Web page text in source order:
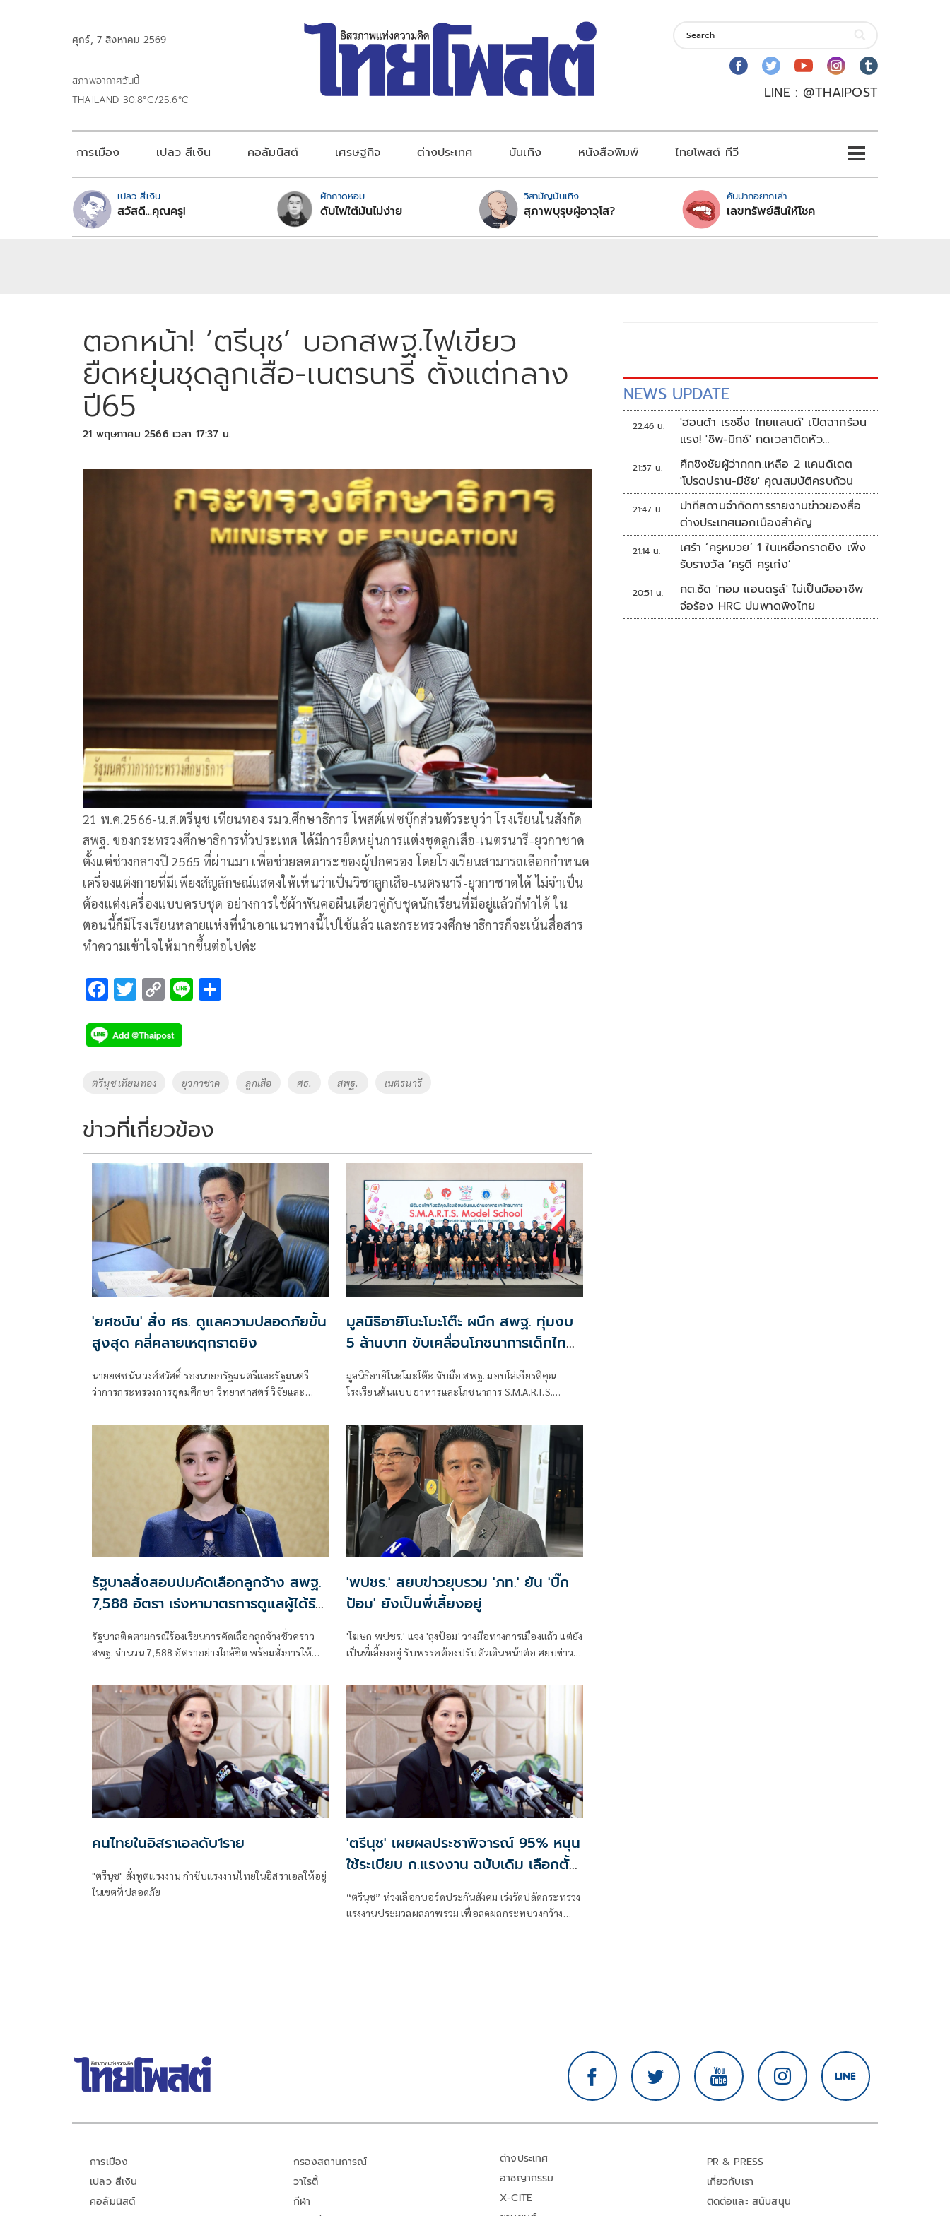
ศุกร์, 7 สิงหาคม 2569
สภาพอากาศวันนี้
THAILAND 30.8°C/25.6°C
LINE : @THAIPOST
การเมือง เปลว สีเงิน คอลัมนิสต์ เศรษฐกิจ ต่างประเทศ บันเทิง หนังสือพิมพ์ ไทยโพสต์ ทีวี
เปลว สีเงิน
สวัสดี...คุณครู!
ผักกาดหอม
ดับไฟใต้มันไม่ง่าย
วิสามัญบันเทิง
สุภาพบุรุษผู้อาวุโส?
คันปากอยากเล่า
เลขทรัพย์สินให้โชค
ตอกหน้า! ‘ตรีนุช’ บอกสพฐ.ไฟเขียว
ยืดหยุ่นชุดลูกเสือ-เนตรนารี ตั้งแต่กลาง
ปี65
21 พฤษภาคม 2566 เวลา 17:37 น.
21 พ.ค.2566-น.ส.ตรีนุช เทียนทอง รมว.ศึกษาธิการ โพสต์เฟซบุ๊กส่วนตัวระบุว่า โรงเรียนในสังกัด
สพฐ. ของกระทรวงศึกษาธิการทั่วประเทศ ได้มีการยืดหยุ่นการแต่งชุดลูกเสือ-เนตรนารี-ยุวกาชาด
ตั้งแต่ช่วงกลางปี 2565 ที่ผ่านมา เพื่อช่วยลดภาระของผู้ปกครอง โดยโรงเรียนสามารถเลือกกำหนด
เครื่องแต่งกายที่มีเพียงสัญลักษณ์แสดงให้เห็นว่าเป็นวิชาลูกเสือ-เนตรนารี-ยุวกาชาดได้ ไม่จำเป็น
ต้องแต่งเครื่องแบบครบชุด อย่างการใช้ผ้าพันคอผืนเดียวคู่กับชุดนักเรียนที่มีอยู่แล้วก็ทำได้ ใน
ตอนนี้ก็มีโรงเรียนหลายแห่งที่นำเอาแนวทางนี้ไปใช้แล้ว และกระทรวงศึกษาธิการก็จะเน้นสื่อสาร
ทำความเข้าใจให้มากขึ้นต่อไปค่ะ
F
e
b
o
k
T
tt
er
C
p
y
Li
k
Li
Tags
ตรีนุช เทียนทอง ยุวกาชาด ลูกเสือ ศธ. สพฐ. เนตรนารี
ข่าวที่เกี่ยวข้อง
'ยศชนัน' สั่ง ศธ. ดูแลความปลอดภัยขั้น
สูงสุด คลี่คลายเหตุกราดยิง
นายยศชนัน วงศ์สวัสดิ์ รองนายกรัฐมนตรีและรัฐมนตรี
ว่าการกระทรวงการอุดมศึกษา วิทยาศาสตร์ วิจัยและ
เสียใจอย่างสุดซึ้งต่อครอบครัวผู้สูญเสีย
มูลนิธิอายิโนะโมะโต๊ะ ผนึก สพฐ. ทุ่มงบ
5 ล้านบาท ขับเคลื่อนโภชนาการเด็กไทย
มูลนิธิอายิโนะโมะโต๊ะ จับมือ สพฐ. มอบโล่เกียรติคุณ
โรงเรียนต้นแบบอาหารและโภชนาการ S.M.A.R.T.S.
โภชนาการเด็กไทยอย่างยั่งยืน
รัฐบาลสั่งสอบปมคัดเลือกลูกจ้าง สพฐ.
7,588 อัตรา เร่งหามาตรการดูแลผู้ได้รับ
รัฐบาลติดตามกรณีร้องเรียนการคัดเลือกลูกจ้างชั่วคราว
สพฐ. จำนวน 7,588 อัตราอย่างใกล้ชิด พร้อมสั่งการให้
'พปชร.' สยบข่าวยุบรวม 'ภท.' ยัน 'บิ๊ก
ป้อม' ยังเป็นพี่เลี้ยงอยู่
'โฆษก พปชร.' แจง 'ลุงป้อม' วางมือทางการเมืองแล้ว แต่ยัง
เป็นพี่เลี้ยงอยู่ รับพรรคต้องปรับตัวเดินหน้าต่อ สยบข่าว
คนไทยในอิสราเอลดับ1ราย
"ตรีนุช" สั่งทูตแรงงาน กำชับแรงงานไทยในอิสราเอลให้อยู่
ในเขตที่ปลอดภัย
'ตรีนุช' เผยผลประชาพิจารณ์ 95% หนุน
ใช้ระเบียบ ก.แรงงาน ฉบับเดิม เลือกตั้ง
บอร์ดประกันสังคม
“ตรีนุช” ห่วงเลือกบอร์ดประกันสังคม เร่งรัดปลัดกระทรวง
แรงงานประมวลผลภาพรวม เพื่อลดผลกระทบวงกว้าง
NEWS UPDATE
22:46 น.
'ฮอนด้า เรซซิ่ง ไทยแลนด์' เปิดฉากร้อน
แรง! 'ชิพ-มิกซ์' กดเวลาติดหัว
แถว ARRC สนาม 4 ที่มัลดาลิกา
21:57 น.
ศึกชิงชัยผู้ว่ากกท.เหลือ 2 แคนดิเดต
'โปรดปราน-มีชัย' คุณสมบัติครบถ้วน
21:47 น.
ปากีสถานจำกัดการรายงานข่าวของสื่อ
ต่างประเทศนอกเมืองสำคัญ
21:14 น.
เศร้า ‘ครูหมวย’ 1 ในเหยื่อกราดยิง เพิ่ง
รับรางวัล ‘ครูดี ครูเก่ง’
20:51 น.
กต.ซัด 'ทอม แอนดรูส์' ไม่เป็นมืออาชีพ
จ่อร้อง HRC ปมพาดพิงไทย
การเมือง
เปลว สีเงิน
คอลัมนิสต์
กรองสถานการณ์
วาไรตี้
กีฬา
ต่างประเทศ
อาชญากรรม
X-CITE
PR & PRESS
เกี่ยวกับเรา
ติดต่อและ สนับสนุน